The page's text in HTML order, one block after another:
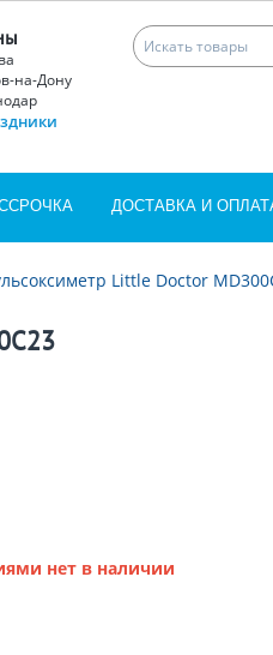
на-Дону
ДОСТАВКА И
Little Doctor
нет в наличии